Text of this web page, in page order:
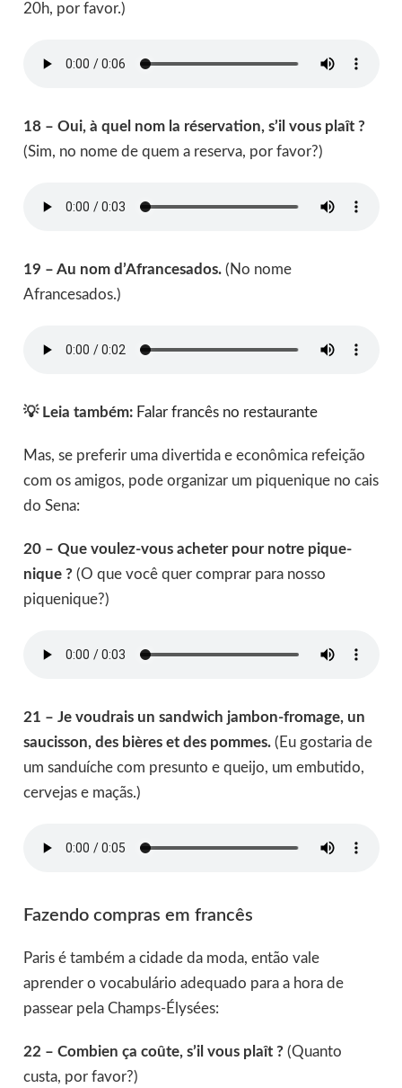
20h, por favor.)
18 – Oui, à quel nom la réservation, s’il vous plaît ?
(Sim, no nome de quem a reserva, por favor?)
19 – Au nom d’Afrancesados.(No nome
Afrancesados.)
💡 Leia também: Falar francês no restaurante
Mas, se preferir uma divertida e econômica refeição
com os amigos, pode organizar um piquenique no cais
do Sena:
20 – Que voulez-vous acheter pour notre pique-
nique ? (O que você quer comprar para nosso
piquenique?)
21 – Je voudrais un sandwich jambon-fromage, un
saucisson, des bières et des pommes. (Eu gostaria de
um sanduíche com presunto e queijo, um embutido,
cervejas e maçãs.)
Fazendo compras em francês
Paris é também a cidade da moda, então vale
aprender o vocabulário adequado para a hora de
passear pela Champs-Élysées:
22 – Combien ça coûte, s’il vous plaît ? (Quanto
custa, por favor?)